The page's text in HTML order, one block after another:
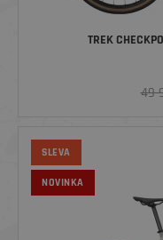
TREK
49
SLEVA
NOVINKA